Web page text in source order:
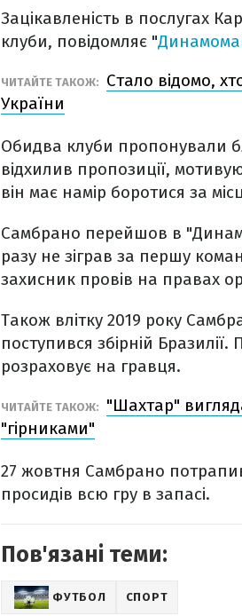
Зацікавленість в послугах
клуби, повідомляє "
ЧИТАЙТЕ ТАКОЖ:
Стало відомо,
України
Обидва клуби пропонували
відхилив пропозиції,
він має намір боротися за
Самбрано перейшов в
разу не зіграв за першу
захисник провів на правах
Також влітку 2019 року
поступився збірній
розраховує на гравця.
ЧИТАЙТЕ ТАКОЖ:
"Шахтар"
"гірниками"
27 жовтня Самбрано
просидів всю гру в запасі.
Пов'язані теми:
ФУТБОЛ СПОРТ